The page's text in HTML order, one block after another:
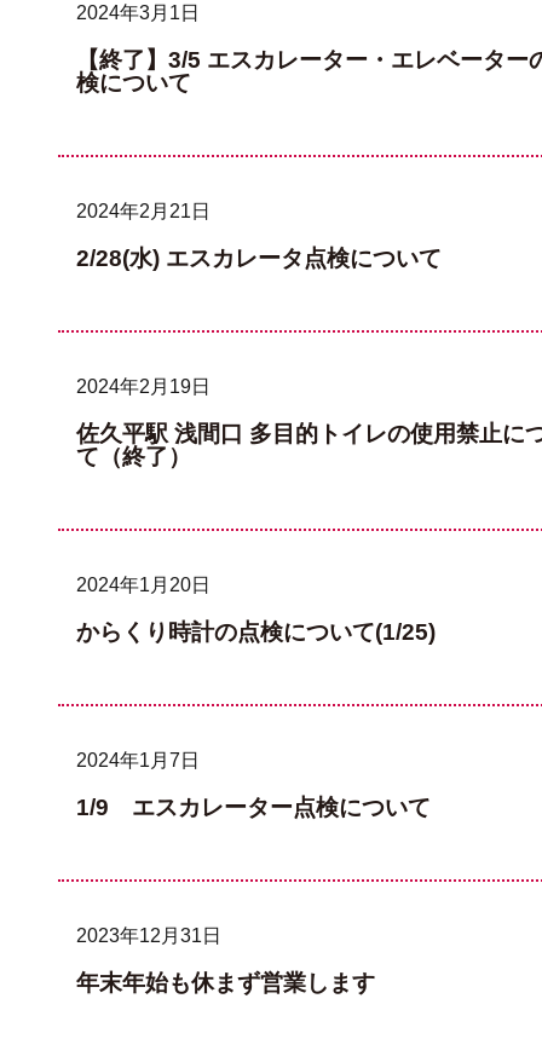
2024年3月1日
【終了】3/5 エスカレーター・エレベーター
検について
2024年2月21日
2/28(水) エスカレータ点検について
2024年2月19日
佐久平駅 浅間口 多目的トイレの使用禁止に
て（終了）
2024年1月20日
からくり時計の点検について(1/25)
2024年1月7日
1/9 エスカレーター点検について
2023年12月31日
年末年始も休まず営業します